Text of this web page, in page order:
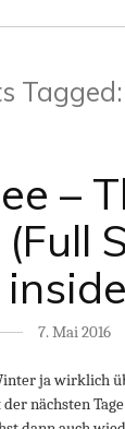
Tagged:
–
7. Mai 2016
ja wirklich
nächsten